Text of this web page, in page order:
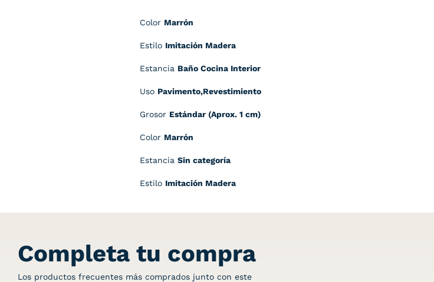
Color Marrón
Estilo Imitación Madera
Estancia Baño Cocina Interior
Uso Pavimento,Revestimiento
Grosor Estándar (Aprox. 1 cm)
Color Marrón
Estancia Sin categoría
Estilo Imitación Madera
Completa tu compra
Los productos frecuentes más comprados junto con este